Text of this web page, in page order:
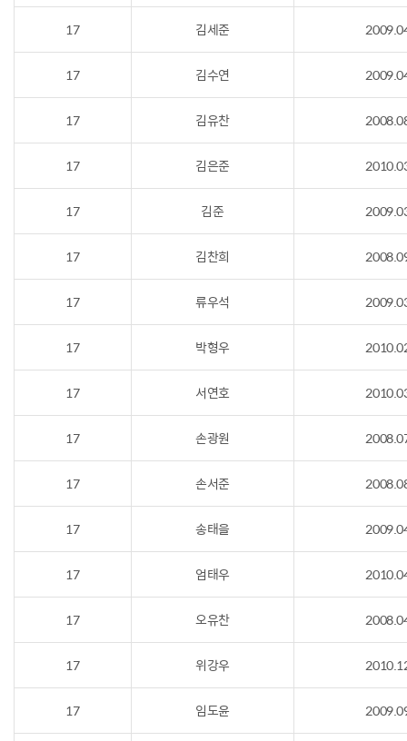
17 김세준
17 김수연
17 김유찬
17 김은준
17 김준
17 김찬희
17 류우석
17 박형우
17 서연호
17 손광원
17 손서준
17 송태을
17 엄태우
17 오유찬
17 위강우
17 임도윤